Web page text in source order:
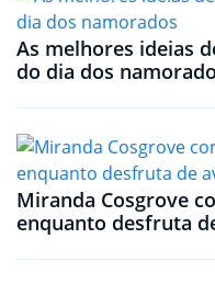
As melhores ideias
do dia dos
Miranda Cosgrove
enquanto desfruta